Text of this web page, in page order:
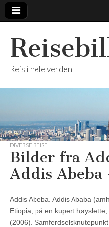
Reis i hele verden
DIVERSE REISE
Bilder fra
Addis Abeba
Addis Abeba. Addis Ababa
Etiopia, på en kupert
(2006).